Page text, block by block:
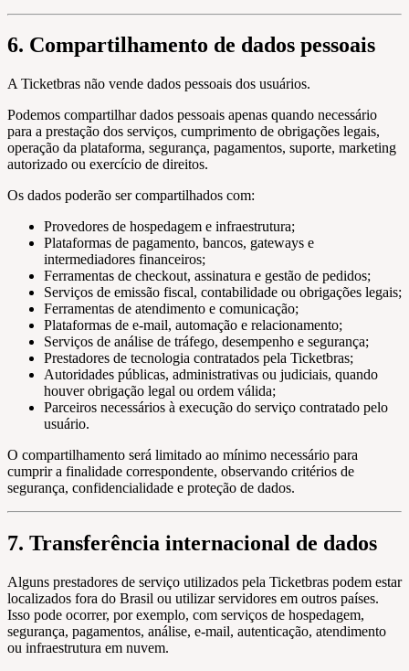
6. Compartilhamento de dados pessoais
A Ticketbras não vende dados pessoais dos usuários.
Podemos compartilhar dados pessoais apenas quando necessário
para a prestação dos serviços, cumprimento de obrigações legais,
operação da plataforma, segurança, pagamentos, suporte, marketing
autorizado ou exercício de direitos.
Os dados poderão ser compartilhados com:
Provedores de hospedagem e infraestrutura;
Plataformas de pagamento, bancos, gateways e
intermediadores financeiros;
Ferramentas de checkout, assinatura e gestão de pedidos;
Serviços de emissão fiscal, contabilidade ou obrigações legais;
Ferramentas de atendimento e comunicação;
Plataformas de e-mail, automação e relacionamento;
Serviços de análise de tráfego, desempenho e segurança;
Prestadores de tecnologia contratados pela Ticketbras;
Autoridades públicas, administrativas ou judiciais, quando
houver obrigação legal ou ordem válida;
Parceiros necessários à execução do serviço contratado pelo
usuário.
O compartilhamento será limitado ao mínimo necessário para
cumprir a finalidade correspondente, observando critérios de
segurança, confidencialidade e proteção de dados.
7. Transferência internacional de dados
Alguns prestadores de serviço utilizados pela Ticketbras podem estar
localizados fora do Brasil ou utilizar servidores em outros países.
Isso pode ocorrer, por exemplo, com serviços de hospedagem,
segurança, pagamentos, análise, e-mail, autenticação, atendimento
ou infraestrutura em nuvem.